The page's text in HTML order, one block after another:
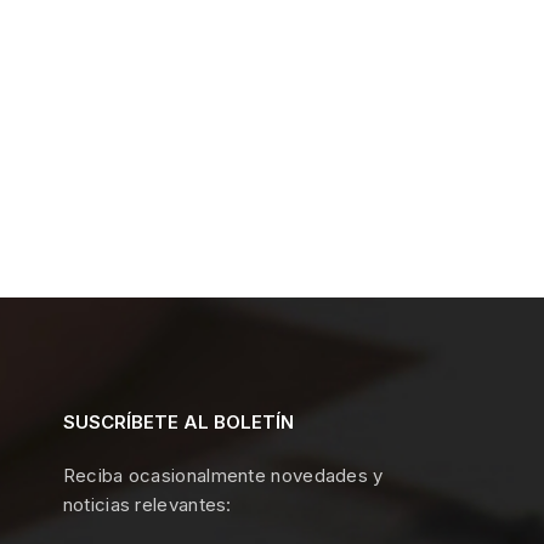
SUSCRÍBETE AL BOLETÍN
Reciba ocasionalmente novedades y
noticias relevantes: